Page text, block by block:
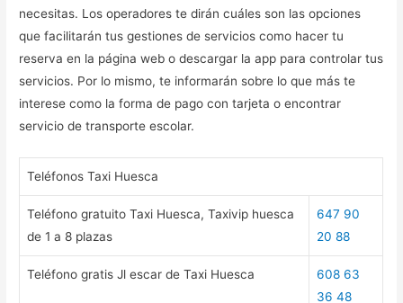
necesitas. Los operadores te dirán cuáles son las opciones
que facilitarán tus gestiones de servicios como hacer tu
reserva en la página web o descargar la app para controlar tus
servicios. Por lo mismo, te informarán sobre lo que más te
interese como la forma de pago con tarjeta o encontrar
servicio de transporte escolar.
Teléfonos Taxi Huesca
Teléfono gratuito Taxi Huesca, Taxivip huesca
de 1 a 8 plazas
647 90
20 88
Teléfono gratis Jl escar de Taxi Huesca
608 63
36 48